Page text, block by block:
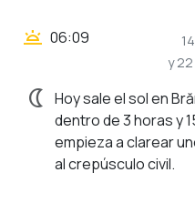
wb_twilight 06:09
y
nightlight Hoy sale el sol en
dentro de 3 horas y
empieza a clarear
al crepúsculo civil.